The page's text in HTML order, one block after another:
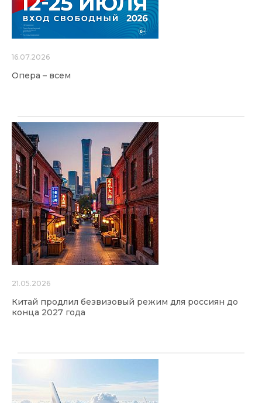
16.07.2026
Опера – всем
21.05.2026
Китай продлил безвизовый режим для россиян до
конца 2027 года